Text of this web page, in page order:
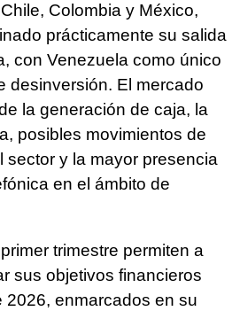
Colombia y México,
prácticamente su salida
con Venezuela como único
desinversión. El mercado
la generación de caja, la
posibles movimientos de
sector y la mayor presencia
en el ámbito de
trimestre permiten a
sus objetivos financieros
2026, enmarcados en su